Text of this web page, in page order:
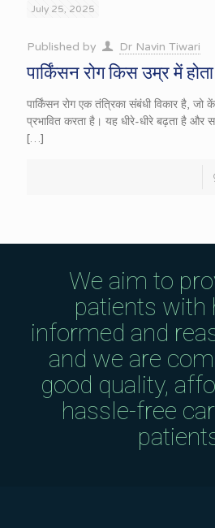
July 25, 2025
Published by Dr Navin Tiwari
पार्किंसन रोग किस उम्र में
पार्किंसन रोग एक तंत्रिका संबंधी विकार है, जो
प्रभावित करता है। यह धीरे-धीरे बढ़ता है और
[…]
We aim to
patients with
informed and
and we are
good quality,
hassle-free